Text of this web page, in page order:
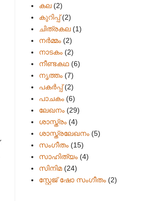
കല (2)
കുറിപ്പ് (2)
ചിത്രകല (1)
നർമ്മം (2)
നാടകം (2)
നീണ്ടകഥ (6)
നൃത്തം (7)
പകര്‍പ്പ് (2)
പാചകം (6)
ലേഖനം (29)
ശാസ്ത്രം (4)
ശാസ്ത്രലേഖനം (5)
സംഗീതം (15)
സാഹിത്യം (4)
സിനിമ (24)
സ്റ്റേജ് ഷോ സംഗീതം (2)